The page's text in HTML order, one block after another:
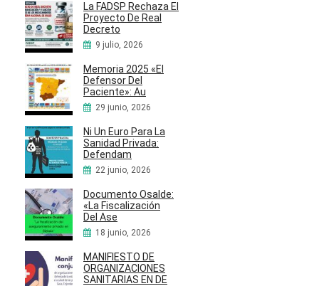
La FADSP Rechaza El
Proyecto De Real
Decreto
9 julio, 2026
Memoria 2025 «El
Defensor Del
Paciente»: Au
29 junio, 2026
Ni Un Euro Para La
Sanidad Privada:
Defendam
22 junio, 2026
Documento Osalde:
«La Fiscalización
Del Ase
18 junio, 2026
MANIFIESTO DE
ORGANIZACIONES
SANITARIAS EN DE